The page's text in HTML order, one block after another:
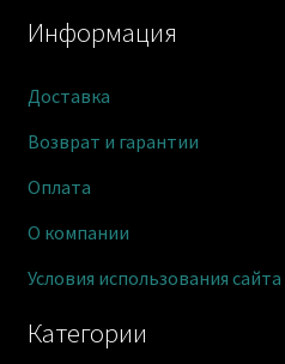
Категории
Информация
Доставка
Возврат и гарантии
Оплата
О компании
Условия использования сайта